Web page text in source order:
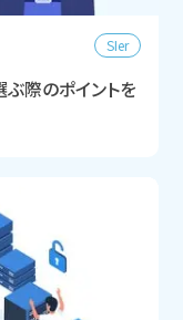
SIer
際のポイントを